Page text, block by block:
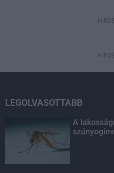
LEGOLVASOTTABB
A